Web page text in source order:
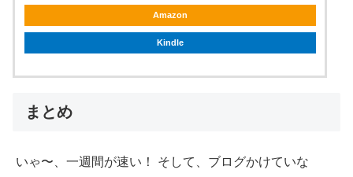
Amazon
Kindle
まとめ
いゃ〜、一週間が速い！ そして、ブログかけていな